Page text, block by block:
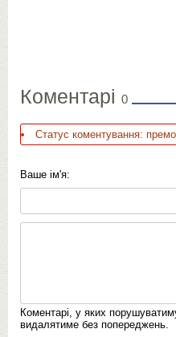
Коментарі 0
Статус коментування:
Ваше ім'я:
Коментарі, у яких
видалятиме без попереджень.